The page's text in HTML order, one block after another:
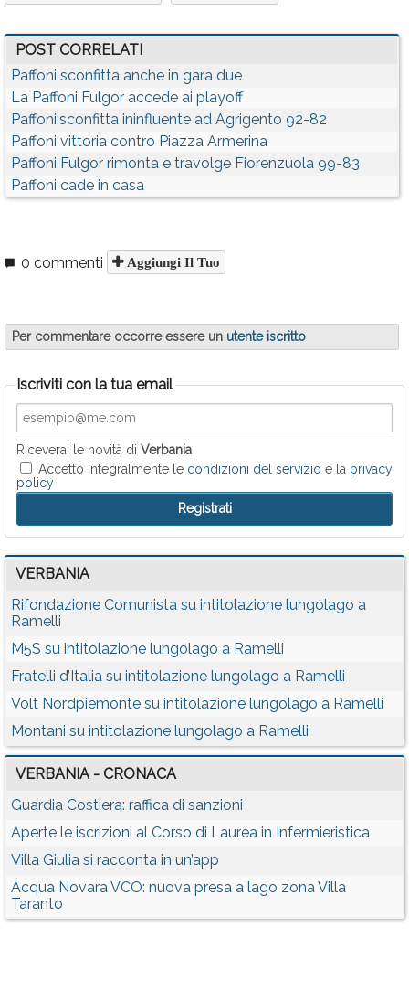
POST CORRELATI
Paffoni sconfitta anche in gara due
La Paffoni Fulgor accede ai playoff
Paffoni:sconfitta ininfluente ad Agrigento 92-82
Paffoni vittoria contro Piazza Armerina
Paffoni Fulgor rimonta e travolge Fiorenzuola 99-83
Paffoni cade in casa
0 commenti Aggiungi Il Tuo
Per commentare occorre essere un utente iscritto
Iscriviti con la tua email
Riceverai le novità di Verbania
Accetto integralmente le condizioni del servizio e la privacy
policy
VERBANIA
Rifondazione Comunista su intitolazione lungolago a
Ramelli
M5S su intitolazione lungolago a Ramelli
Fratelli d’Italia su intitolazione lungolago a Ramelli
Volt Nordpiemonte su intitolazione lungolago a Ramelli
Montani su intitolazione lungolago a Ramelli
VERBANIA - CRONACA
Guardia Costiera: raffica di sanzioni
Aperte le iscrizioni al Corso di Laurea in Infermieristica
Villa Giulia si racconta in un’app
Acqua Novara VCO: nuova presa a lago zona Villa
Taranto